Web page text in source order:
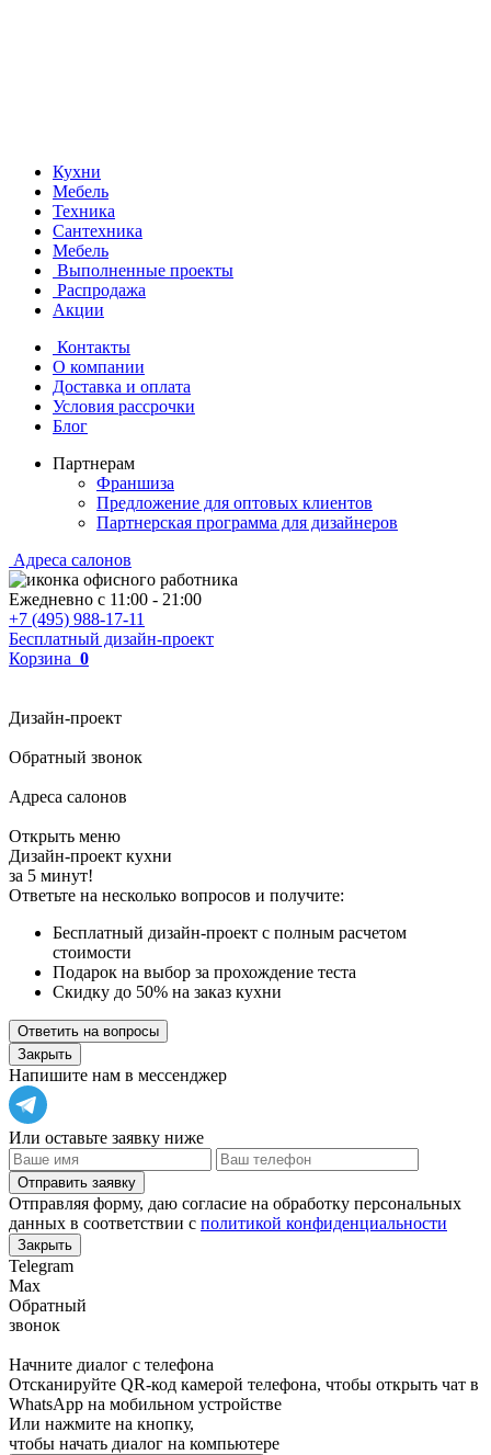
Кухни
Мебель
Техника
Сантехника
Мебель
Выполненные проекты
Распродажа
Акции
Контакты
О компании
Доставка и оплата
Условия рассрочки
Блог
Партнерам
Франшиза
Предложение для оптовых клиентов
Партнерская программа для дизайнеров
Адреса салонов
Ежедневно с 11:00 - 21:00
+7 (495) 988-17-11
Бесплатный дизайн-проект
Корзина 0
Дизайн-проект
Обратный звонок
Адреса салонов
Открыть меню
Дизайн-проект кухни
за 5 минут!
Ответьте на несколько вопросов и получите:
Бесплатный дизайн-проект с полным расчетом
стоимости
Подарок на выбор за прохождение теста
Скидку до 50% на заказ кухни
Ответить на вопросы
Закрыть
Напишите нам в мессенджер
Или оставьте заявку ниже
Отправить заявку
Отправляя форму, даю согласие на обработку персональных
данных в соответствии с политикой конфиденциальности
Закрыть
Telegram
Max
Обратный
звонок
Начните диалог с телефона
Отсканируйте QR-код камерой телефона, чтобы открыть чат в
WhatsApp на мобильном устройстве
Или нажмите на кнопку,
чтобы начать диалог на компьютере